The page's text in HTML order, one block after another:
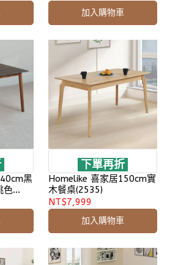
加入購物車
黑
色
下單再折
Homelike 喜家居150cm實
木餐桌(2535)
NT$7,999
加入購物車